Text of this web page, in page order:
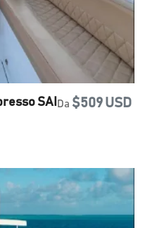
SAI Da $509 USD